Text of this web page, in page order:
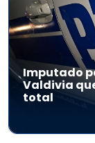
Imputado
Valdivia
total